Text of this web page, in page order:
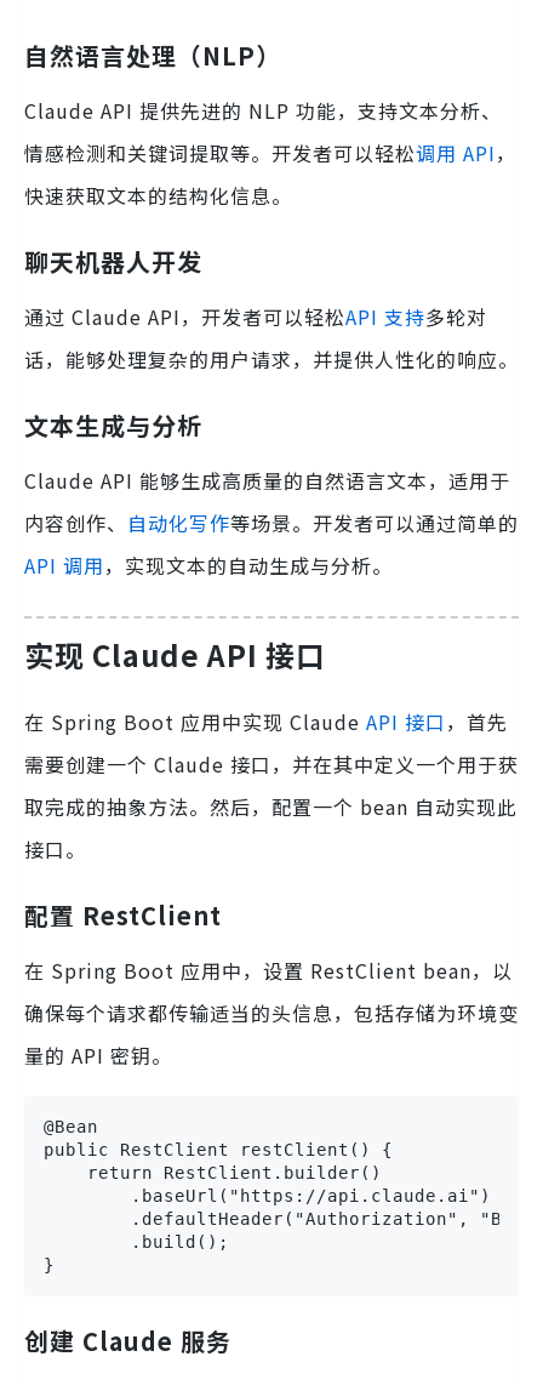
自然语言处理（NLP）
Claude API 提供先进的 NLP 功能，支持文本分析、
情感检测和关键词提取等。开发者可以轻松调用 API，
快速获取文本的结构化信息。
聊天机器人开发
通过 Claude API，开发者可以轻松API 支持多轮对
话，能够处理复杂的用户请求，并提供人性化的响应。
文本生成与分析
Claude API 能够生成高质量的自然语言文本，适用于
内容创作、 自动化写作等场景。开发者可以通过简单的
API 调用，实现文本的自动生成与分析。
实现 Claude API 接口
在 Spring Boot 应用中实现 Claude API 接口 ，首先
需要创建一个 Claude 接口，并在其中定义一个用于获
取完成的抽象方法。然后，配置一个 bean 自动实现此
接口。
配置 RestClient
在 Spring Boot 应用中，设置 RestClient bean，以
确保每个请求都传输适当的头信息，包括存储为环境变
量的 API 密钥。
@Bean
public RestClient restClient() {
    return RestClient.builder()
        .baseUrl("https://api.claude.ai")
.defaultHeader("Authorization",
        .build();
}
创建 Claude 服务